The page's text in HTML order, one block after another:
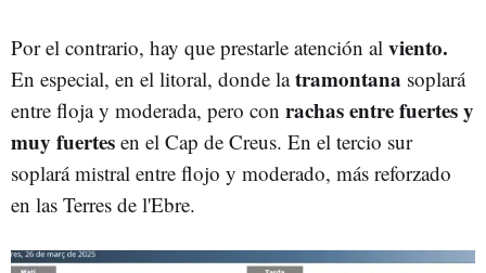
Por el contrario, hay que prestarle atención al viento.
En especial, en el litoral, donde latramontana soplará
entre floja y moderada, pero con rachas entre fuertes y
muy fuertes en el Cap de Creus. En el tercio sur
soplará mistral entre flojo y moderado, más reforzado
en las Terres de l'Ebre.